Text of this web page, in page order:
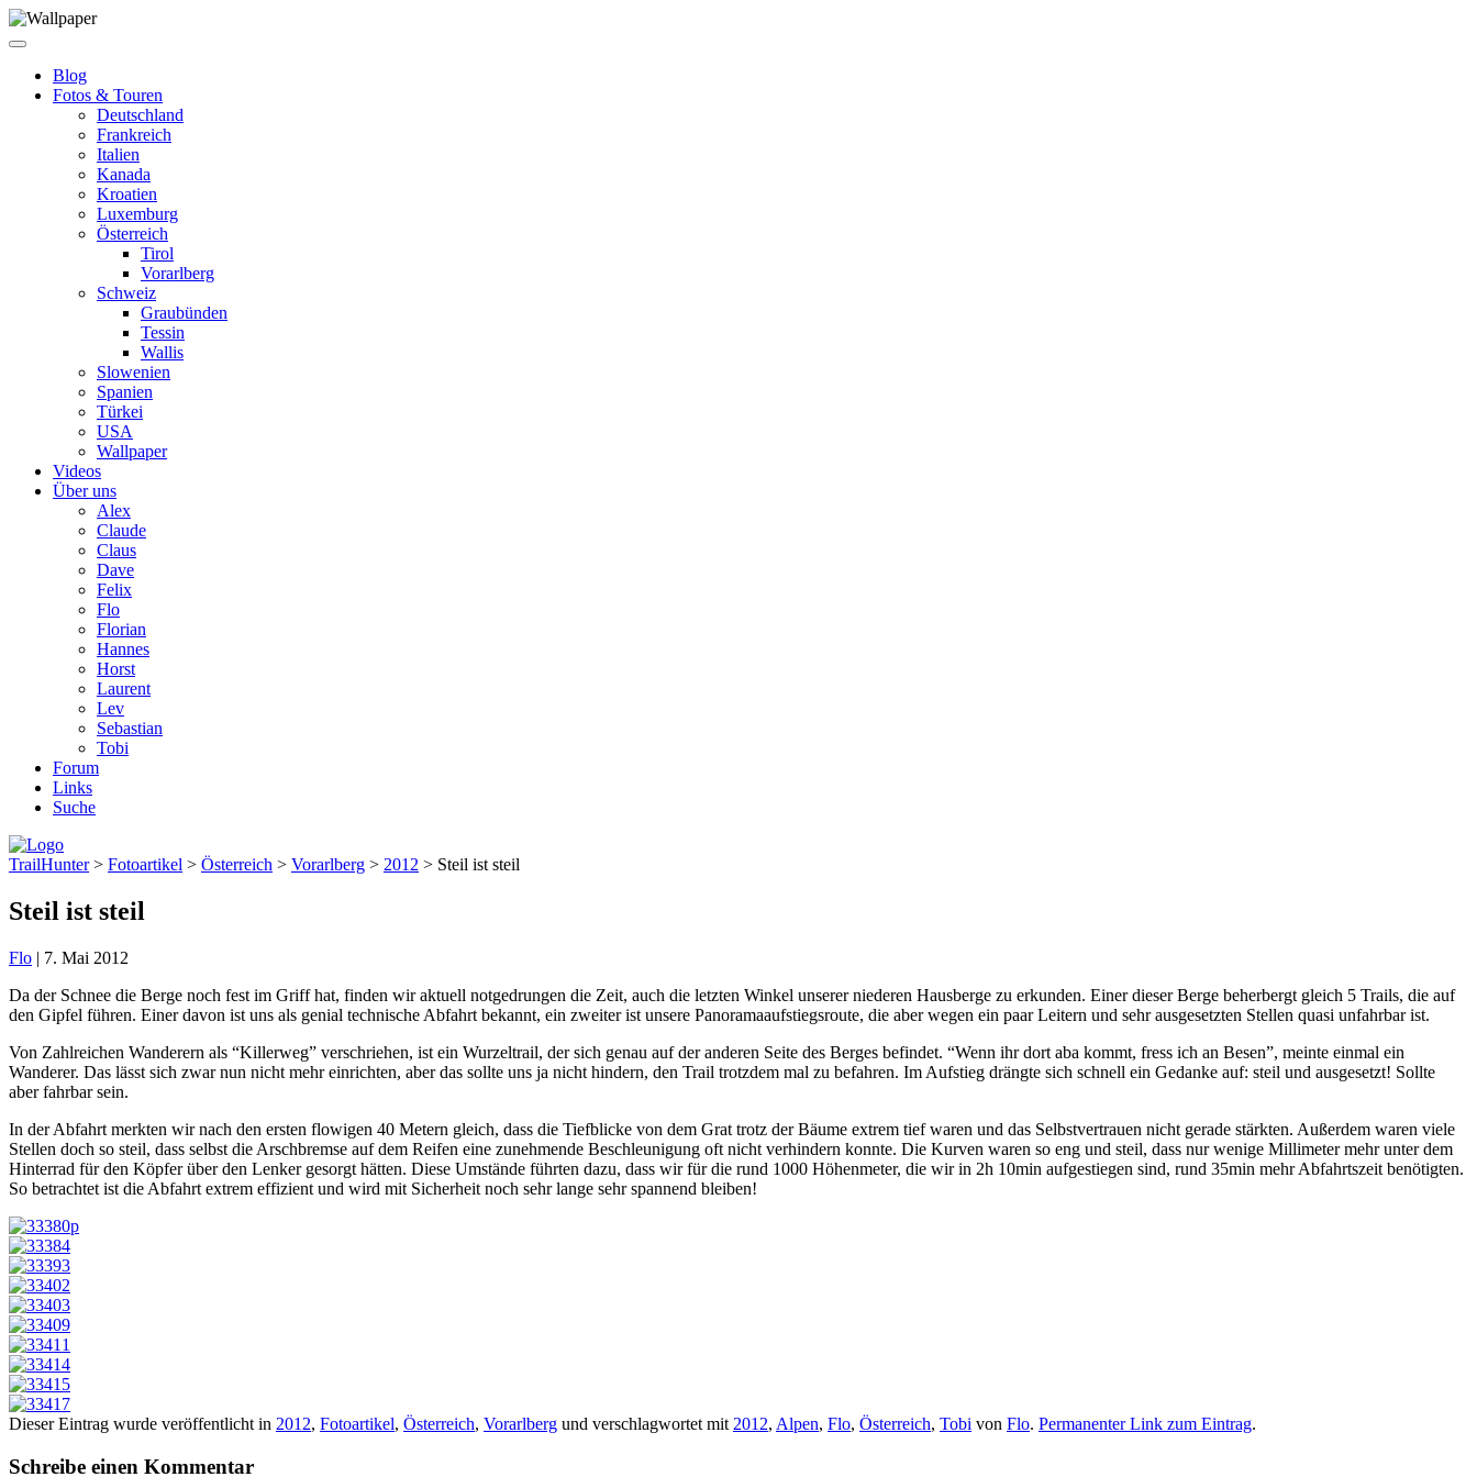
Blog
Fotos & Touren
Deutschland
Frankreich
Italien
Kanada
Kroatien
Luxemburg
Österreich
Tirol
Vorarlberg
Schweiz
Graubünden
Tessin
Wallis
Slowenien
Spanien
Türkei
USA
Wallpaper
Videos
Über uns
Alex
Claude
Claus
Dave
Felix
Flo
Florian
Hannes
Horst
Laurent
Lev
Sebastian
Tobi
Forum
Links
Suche
TrailHunter> Fotoartikel > Österreich > Vorarlberg > 2012 > Steil ist steil
Steil ist steil
Flo | 7. Mai 2012
Da der Schnee die Berge noch fest im Griff hat, finden wir aktuell notgedrungen die Zeit, auch die letzten Winkel unserer niederen Hausberge zu erkunden. Einer dieser Berge beherbergt gleich 5 Trails, die auf
den Gipfel führen. Einer davon ist uns als genial technische Abfahrt bekannt, ein zweiter ist unsere Panoramaaufstiegsroute, die aber wegen ein paar Leitern und sehr ausgesetzten Stellen quasi unfahrbar ist.
Von Zahlreichen Wanderern als “Killerweg” verschriehen, ist ein Wurzeltrail, der sich genau auf der anderen Seite des Berges befindet. “Wenn ihr dort aba kommt, fress ich an Besen”, meinte einmal ein
Wanderer. Das lässt sich zwar nun nicht mehr einrichten, aber das sollte uns ja nicht hindern, den Trail trotzdem mal zu befahren. Im Aufstieg drängte sich schnell ein Gedanke auf: steil und ausgesetzt! Sollte
aber fahrbar sein.
In der Abfahrt merkten wir nach den ersten flowigen 40 Metern gleich, dass die Tiefblicke von dem Grat trotz der Bäume extrem tief waren und das Selbstvertrauen nicht gerade stärkten. Außerdem waren viele
Stellen doch so steil, dass selbst die Arschbremse auf dem Reifen eine zunehmende Beschleunigung oft nicht verhindern konnte. Die Kurven waren so eng und steil, dass nur wenige Millimeter mehr unter dem
Hinterrad für den Köpfer über den Lenker gesorgt hätten. Diese Umstände führten dazu, dass wir für die rund 1000 Höhenmeter, die wir in 2h 10min aufgestiegen sind, rund 35min mehr Abfahrtszeit benötigten.
So betrachtet ist die Abfahrt extrem effizient und wird mit Sicherheit noch sehr lange sehr spannend bleiben!
Dieser Eintrag wurde veröffentlicht in 2012, Fotoartikel, Österreich, Vorarlberg und verschlagwortet mit 2012, Alpen, Flo, Österreich, Tobi von Flo. Permanenter Link zum Eintrag.
Schreibe einen Kommentar